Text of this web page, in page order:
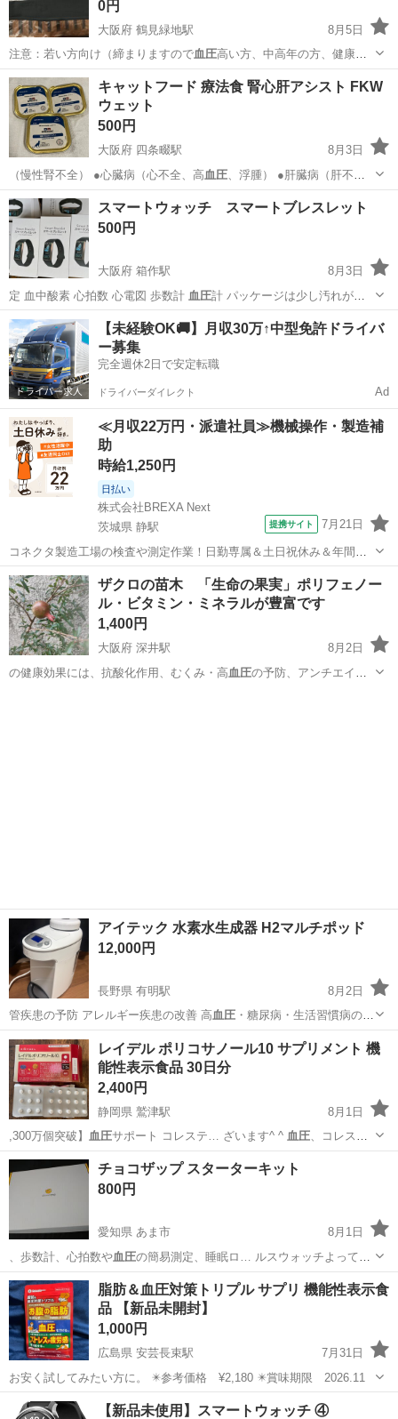
0円
大阪府 鶴見緑地駅
8月5日
注意：若い方向け（締まりますので血圧高い方、中高年の方、健康に
問題のある方…
大阪 大阪市 鶴見緑地駅 小物 完全無料
キャットフード 療法食 腎心肝アシスト FKW
ウェット
500円
大阪府 四条畷駅
8月3日
（慢性腎不全） ●心臓病（心不全、高血圧、浮腫） ●肝臓病（肝不
全、胆汁うっ…
大阪 大東市 四条畷駅 ウェット
スマートウォッチ スマートブレスレット
500円
大阪府 箱作駅
8月3日
定 血中酸素 心拍数 心電図 歩数計 血圧計 パッケージは少し汚れがあ
る為、激安…
大阪 阪南市 箱作駅 その他 スマートウォッチ
【未経験OK🚚】月収30万↑中型免許ドライバ
ー募集
完全週休2日で安定転職
ドライバーダイレクト Ad
≪月収22万円・派遣社員≫機械操作・製造補
助
時給1,250円
日払い
株式会社BREXA Next
茨城県 静駅
提携サイト 7月21日
コネクタ製造工場の検査や測定作業！日勤専属＆土日祝休み＆年間休
日128日★クリーンルーム内作業★マイカー通勤OK＆無料駐車場あり
★就業先食堂利用可！日払い制度あり！《茨城県常陸大宮市》 人気の
工場のお仕事 ◇コネクタ製造工...
茨城 常陸大宮市 静駅 その他
ザクロの苗木 「生命の果実」ポリフェノー
ル・ビタミン・ミネラルが豊富です
1,400円
大阪府 深井駅
8月2日
の健康効果には、抗酸化作用、むくみ・高 血圧の予防、アンチエイジ
アイテック 水素水生成器 H2マルチポッド
12,000円
長野県 有明駅
8月2日
管疾患の予防 アレルギー疾患の改善 高血圧・糖尿病・生活習慣病の改
善 便秘・下痢…
長野 安曇野市 有明駅 美容家電
レイデル ポリコサノール10 サプリメント 機
能性表示食品 30日分
2,400円
静岡県 鷲津駅
8月1日
,300万個突破】 血圧サポート コレステ… ざいます^ ^ 血圧、コレステ
ロールの… 。コレステロールや血圧が気になる方、健康… す。
✅【高めの
血圧・中性脂肪対策】悪… 血管に蓄積すると、
に影響を与え… げる...
静岡 湖西市 鷲津駅 食品
チョコザップ スターターキット
800円
愛知県 あま市
8月1日
、歩数計、心拍数や血圧の簡易測定、睡眠ロ… ルスウォッチよって
圧、心拍数、体温など…
愛知 あま市 その他 チョコ
脂肪＆血圧対策トリプル サプリ 機能性表示食
品 【新品未開封】
1,000円
広島県 安芸長束駅
7月31日
お安く試してみたい方に。 ✴️参考価格 ¥2,180 ✴️賞味期限 2026.11
広島 広島市 安芸長束駅
【新品未使用】スマートウォッチ ④